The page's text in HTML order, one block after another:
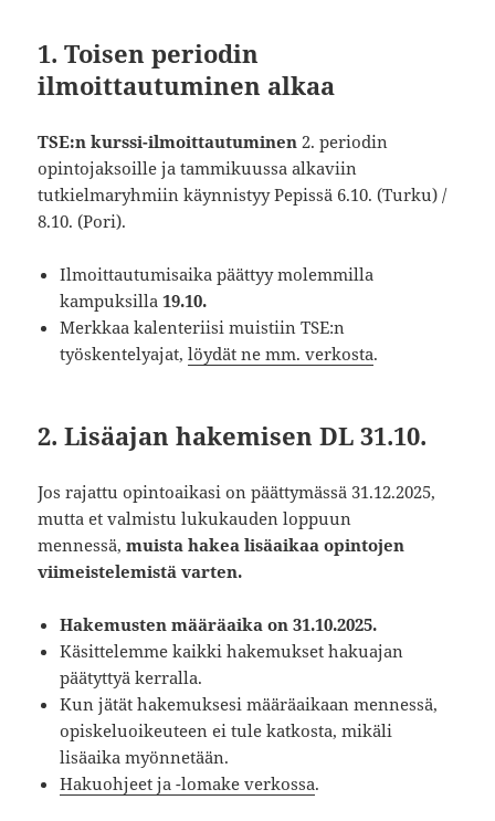
1. Toisen periodin
ilmoittautuminen alkaa
TSE:n kurssi-ilmoittautuminen 2. periodin
opintojaksoille ja tammikuussa alkaviin
tutkielmaryhmiin käynnistyy Pepissä 6.10. (Turku) /
8.10. (Pori).
Ilmoittautumisaika päättyy molemmilla
kampuksilla19.10.
Merkkaa kalenteriisi muistiin TSE:n
työskentelyajat,löydät ne mm. verkosta.
2. Lisäajan hakemisen DL 31.10.
Jos rajattu opintoaikasi on päättymässä 31.12.2025,
mutta et valmistu lukukauden loppuun
mennessä,muista hakea lisäaikaa opintojen
viimeistelemistä varten.
Hakemusten määräaika on 31.10.2025.
Käsittelemme kaikki hakemukset hakuajan
päätyttyä kerralla.
Kun jätät hakemuksesi määräaikaan mennessä,
opiskeluoikeuteen ei tule katkosta, mikäli
lisäaika myönnetään.
Hakuohjeet ja -lomake verkossa.